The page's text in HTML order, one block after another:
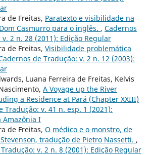
de Freitas, Paratexto e visibilidade na
Casmurro para o inglês. , Cadernos
2 n. 28 (2011): Edição Regular
de Freitas, Visibilidade problemática
de Tradução: v. 2 n. 12 (2003):
Luana Ferreira de Freitas, Kelvis
A Voyage up the River
a Residence at Pará (Chapter XXIII)
Tradução: v. 41 n. esp. 1 (2021):
Amazônia I
de Freitas, O médico e o monstro, de
tradução de Pietro Nassetti. ,
v. 2 n. 8 (2001): Edição Regular